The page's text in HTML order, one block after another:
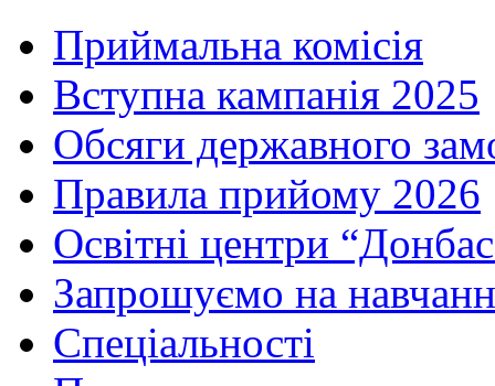
Приймальна комісія
Вступна кампанія 2025
Обсяги державного
Правила прийому 2026
Освітні центри
Запрошуємо на
Спеціальності